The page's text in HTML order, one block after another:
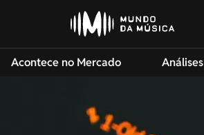
Acontece no Mercado Análises